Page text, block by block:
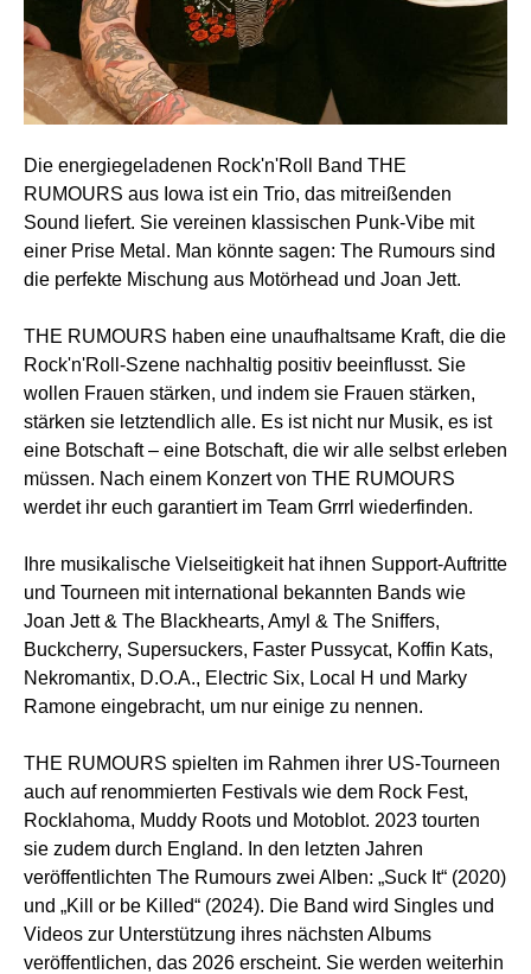
Die energiegeladenen Rock'n'Roll Band THE
RUMOURS aus Iowa ist ein Trio, das mitreißenden
Sound liefert. Sie vereinen klassischen Punk-Vibe mit
einer Prise Metal. Man könnte sagen: The Rumours sind
die perfekte Mischung aus Motörhead und Joan Jett.
THE RUMOURS haben eine unaufhaltsame Kraft, die die
Rock'n'Roll-Szene nachhaltig positiv beeinflusst. Sie
wollen Frauen stärken, und indem sie Frauen stärken,
stärken sie letztendlich alle. Es ist nicht nur Musik, es ist
eine Botschaft – eine Botschaft, die wir alle selbst erleben
müssen. Nach einem Konzert von THE RUMOURS
werdet ihr euch garantiert im Team Grrrl wiederfinden.
Ihre musikalische Vielseitigkeit hat ihnen Support-Auftritte
und Tourneen mit international bekannten Bands wie
Joan Jett & The Blackhearts, Amyl & The Sniffers,
Buckcherry, Supersuckers, Faster Pussycat, Koffin Kats,
Nekromantix, D.O.A., Electric Six, Local H und Marky
Ramone eingebracht, um nur einige zu nennen.
THE RUMOURS spielten im Rahmen ihrer US-Tourneen
auch auf renommierten Festivals wie dem Rock Fest,
Rocklahoma, Muddy Roots und Motoblot. 2023 tourten
sie zudem durch England. In den letzten Jahren
veröffentlichten The Rumours zwei Alben: „Suck It“ (2020)
und „Kill or be Killed“ (2024). Die Band wird Singles und
Videos zur Unterstützung ihres nächsten Albums
veröffentlichen, das 2026 erscheint. Sie werden weiterhin